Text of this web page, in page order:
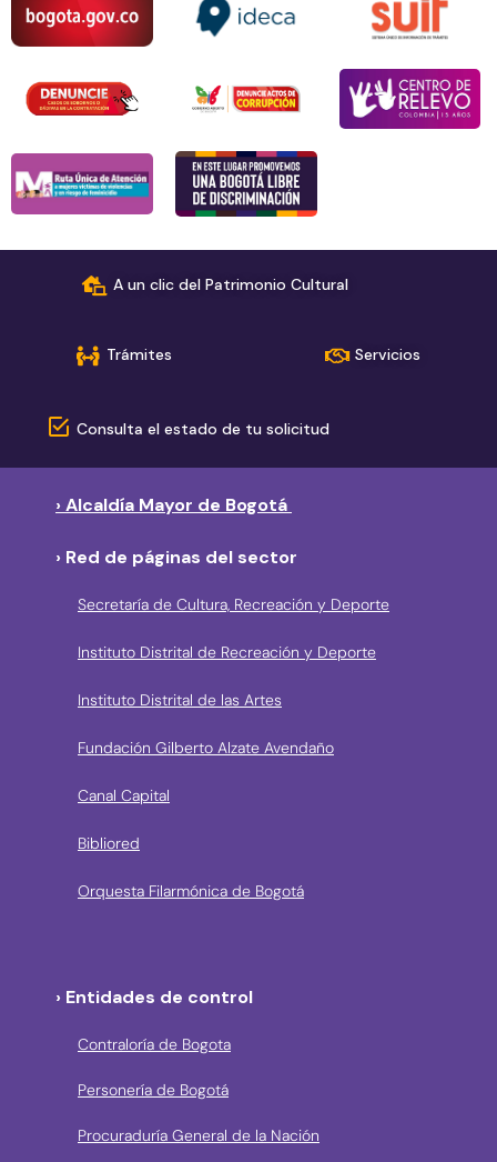
A un clic del Patrimonio Cultural
Trámites Servicios
Consulta el estado de tu solicitud
› Alcaldía Mayor de Bogotá
› Red de páginas del sector
Secretaría de Cultura, Recreación y Deporte
Instituto Distrital de Recreación y Deporte
Instituto Distrital de las Artes
Fundación Gilberto Alzate Avendaño
Canal Capital
Bibliored
Orquesta Filarmónica de Bogotá
› Entidades de control
Contraloría de Bogota
Personería de Bogotá
Procuraduría General de la Nación